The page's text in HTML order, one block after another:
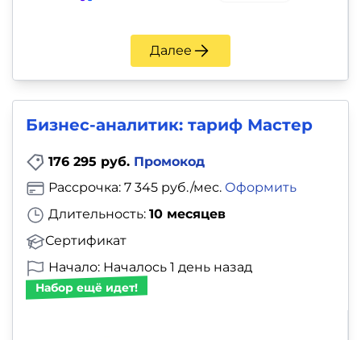
Далее
Бизнес-аналитик: тариф Мастер
176 295 руб. Промокод
Длительность: 10 месяцев
Сертификат
Рассрочка: 7 345 руб./мес. Оформить
Начало: Началось 1 день назад
Набор ещё идет!